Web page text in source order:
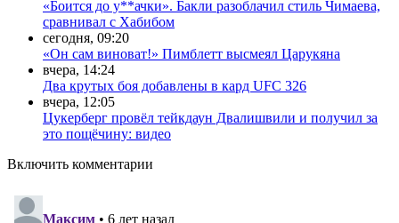
«Боится до у**ачки». Бакли разоблачил стиль Чимаева,
сравнивал с Хабибом
сегодня, 09:20
«Он сам виноват!» Пимблетт высмеял Царукяна
вчера, 14:24
Два крутых боя добавлены в кард UFC 326
вчера, 12:05
Цукерберг провёл тейкдаун Двалишвили и получил за
это пощёчину: видео
Включить комментарии